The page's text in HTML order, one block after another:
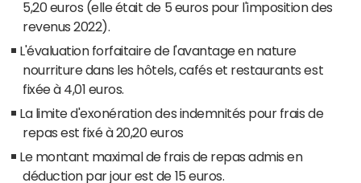
5,20 euros (elle était de 5 euros pour l'imposition des
revenus 2022).
L'évaluation forfaitaire de l'avantage en nature
nourriture dans les hôtels, cafés et restaurants est
fixée à 4,01 euros.
La limite d'exonération des indemnités pour frais de
repas est fixé à 20,20 euros
Le montant maximal de frais de repas admis en
déduction par jour est de 15 euros.